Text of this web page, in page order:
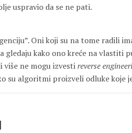
uspravio da se ne pati.
Oni koji su na tome radili
gledaju kako ono kreće na vlastiti
više ne mogu izvestireverse
su algoritmi proizveli odluke koje